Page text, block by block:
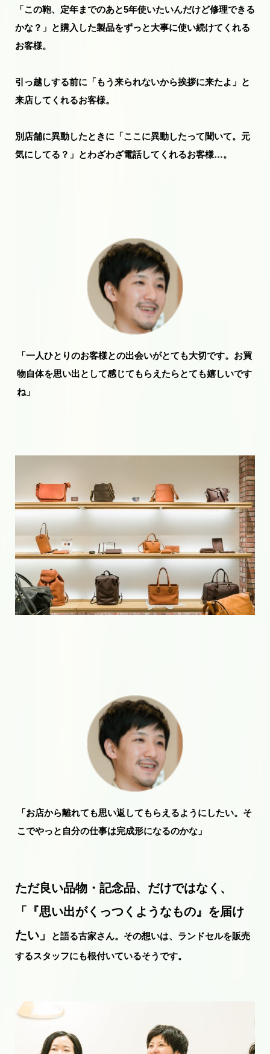
「この鞄、定年までのあと5年使いたいんだけど修理できる
かな？」と購入した製品をずっと大事に使い続けてくれる
お客様。
引っ越しする前に「もう来られないから挨拶に来たよ」と
来店してくれるお客様。
別店舗に異動したときに「ここに異動したって聞いて。元
気にしてる？」とわざわざ電話してくれるお客様…。
「一人ひとりのお客様との出会いがとても大切です。お買
物自体を思い出として感じてもらえたらとても嬉しいです
ね」
「お店から離れても思い返してもらえるようにしたい。そ
こでやっと自分の仕事は完成形になるのかな」
ただ良い品物・記念品、だけではなく、
「『思い出がくっつくようなもの』を届け
たい」
と語る古家さん。その想いは、ランドセルを販売
するスタッフにも根付いているそうです。